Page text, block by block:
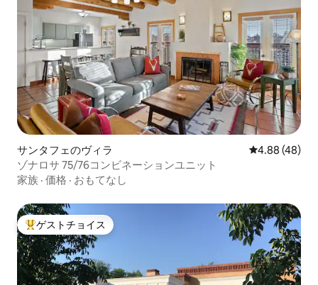
サンタフェのヴィラ レビュー48
4.88 (48)
ゾナロサ 75/76コンビネーションユニット
家族 · 価格 · おもてなし
大好評のゲストチョイスです。
ゲストチョイス